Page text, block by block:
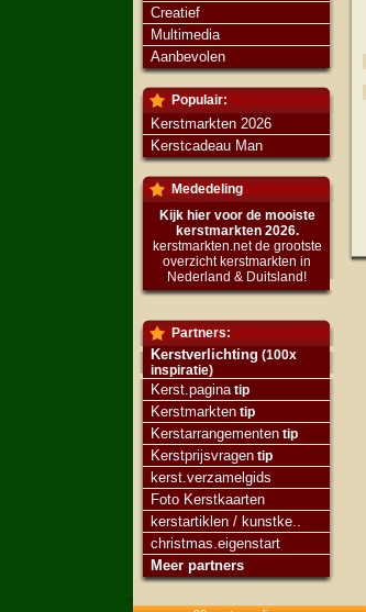
Creatief
Multimedia
Aanbevolen
Populair:
Kerstmarkten 2026
Kerstcadeau Man
Mededeling
Kijk hier voor de mooiste
kerstmarkten 2026.
kerstmarkten.net de grootste
overzicht kerstmarkten in
Nederland & Duitsland!
Partners:
Kerstverlichting (100x
inspiratie)
Kerst.pagina tip
Kerstmarkten tip
Kerstarrangementen tip
Kerstprijsvragen tip
kerst.verzamelgids
Foto Kerstkaarten
kerstartiklen / kunstke..
christmas.eigenstart
Meer partners